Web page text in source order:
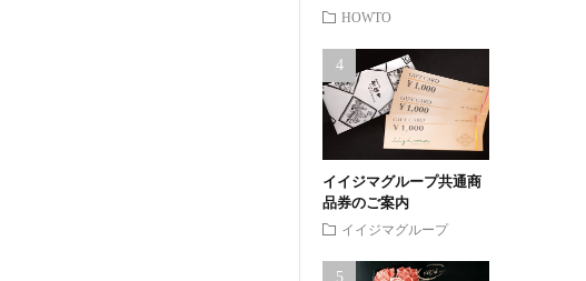
HOWTO
イイジマグループ共通商
品券のご案内
イイジマグループ